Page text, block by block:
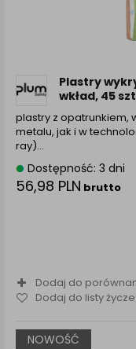
Plastry
wkład, 45
plastry z opatrunkiem,
metalu, jak i w
ray)…
Dostępność: 3 dni
56,98 PLN brutto
Dodaj do
Dodaj do listy
NOWOŚĆ